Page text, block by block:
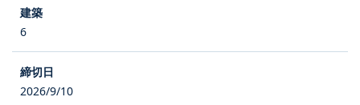
6
2026/9/10